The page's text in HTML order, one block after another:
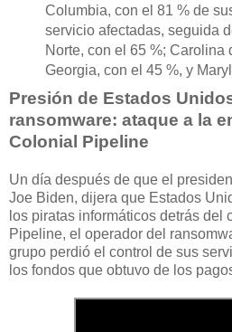
Columbia, con el 81 % de
servicio afectadas, seguida
Norte, con el 65 %; Carolina
Georgia, con el 45 %, y
Presión de Estados
ransomware: ataque a la
Colonial Pipeline
Un día después de que el
Joe Biden, dijera que Estados
los piratas informáticos detrás del
Pipeline, el operador del
grupo perdió el control de sus
los fondos que obtuvo de los